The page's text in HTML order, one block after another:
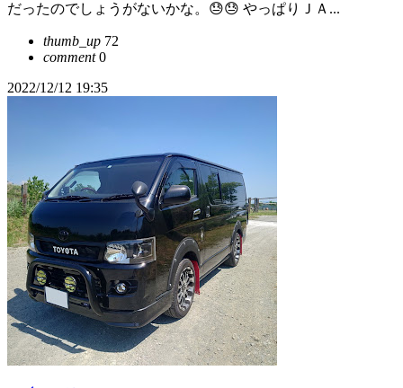
だったのでしょうがないかな。😓😓 やっぱりＪＡ...
thumb_up 72
comment0
2022/12/12 19:35